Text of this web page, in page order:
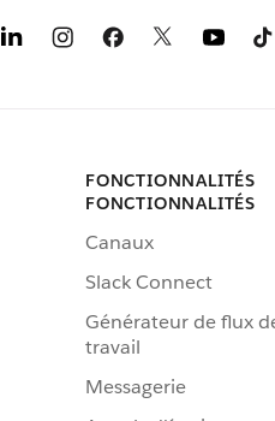
FONCTIONNALITÉS
FONCTIONNALITÉS
Canaux
Slack Connect
Générateur de flux
travail
Messagerie